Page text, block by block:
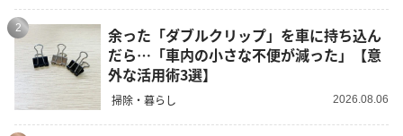
2
余った「ダブルクリップ」を車に持ち込ん
だら…「車内の小さな不便が減った」【意
外な活用術3選】
掃除・暮らし 2026.08.06